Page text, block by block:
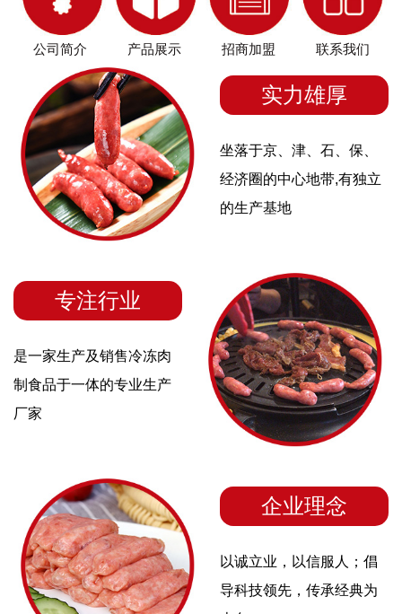
公司简介 产品展示 招商加盟 联系我们
实力雄厚
坐落于京、津、石、保、
经济圈的中心地带,有独立
的生产基地
专注行业
是一家生产及销售冷冻肉
制食品于一体的专业生产
厂家
企业理念
以诚立业，以信服人；倡
导科技领先，传承经典为